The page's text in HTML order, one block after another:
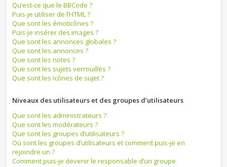
Qu’est-ce que le BBCode ?
Puis-je utiliser de l’HTML ?
Que sont les émoticônes ?
Puis-je insérer des images ?
Que sont les annonces globales ?
Que sont les annonces ?
Que sont les notes ?
Que sont les sujets verrouillés ?
Que sont les icônes de sujet ?
Niveaux des utilisateurs et des groupes d’utilisateurs
Que sont les administrateurs ?
Que sont les modérateurs ?
Que sont les groupes d’utilisateurs ?
Où sont les groupes d’utilisateurs et comment puis-je en
rejoindre un ?
Comment puis-je devenir le responsable d’un groupe